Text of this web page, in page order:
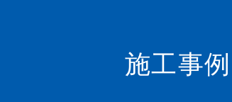
施工事